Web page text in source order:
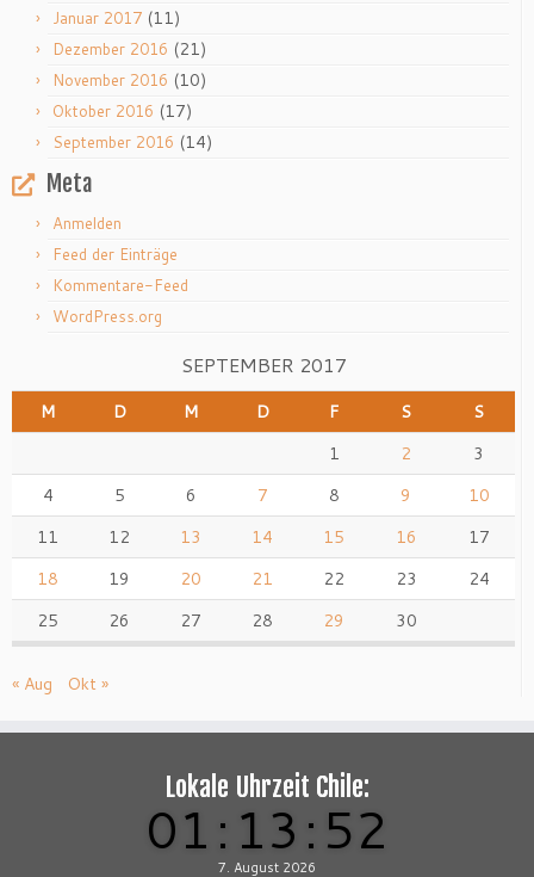
Januar 2017 (11)
Dezember 2016 (21)
November 2016 (10)
Oktober 2016 (17)
September 2016 (14)
Meta
Anmelden
Feed der Einträge
Kommentare-Feed
WordPress.org
SEPTEMBER 2017
M D M D F S
S
1
2
3
4
5 6 7 8 9
10
11
12 13 14 15 16
17
18
19 20 21 22 23
24
25
26 27 28 29 30
« Aug Okt »
Lokale Uhrzeit Chile:
01 : 13 : 53
7. August 2026